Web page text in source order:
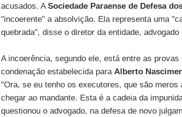
acusados. ASociedade Paraense de Defesa
"incoerente" a absolvição. Ela representa uma
quebrada", disse o diretor da entidade, advogado
A incoerência, segundo ele, está entre as
condenação estabelecida para Alberto
"Ora, se eu tenho os executores, que são
chegar ao mandante. Esta é a cadeia da
questionou o advogado, na defesa de novo